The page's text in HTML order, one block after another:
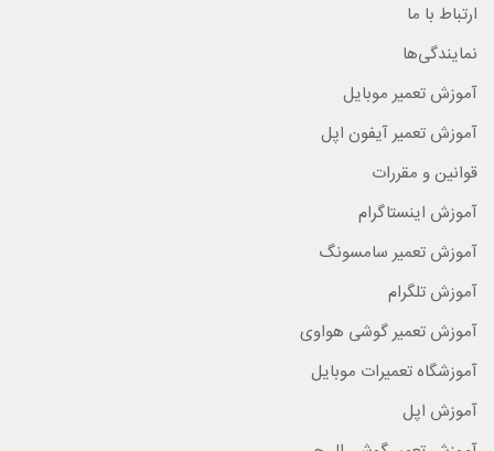
ارتباط با ما
نمایندگی‌ها
آموزش تعمیر موبایل
آموزش تعمیر آیفون اپل
قوانین و مقررات
آموزش اینستاگرام
آموزش تعمیر سامسونگ
آموزش تلگرام
آموزش تعمیر گوشی هواوی
آموزشگاه تعمیرات موبایل
آموزش اپل